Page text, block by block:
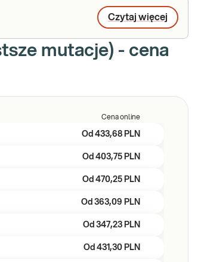
Czytaj więcej
mutacje) - cena
Cena online
Od 433,68 PLN
Od 403,75 PLN
Od 470,25 PLN
Od 363,09 PLN
Od 347,23 PLN
Od 431,30 PLN